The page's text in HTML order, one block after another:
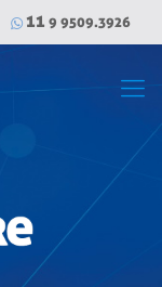
11 9 9509.3926